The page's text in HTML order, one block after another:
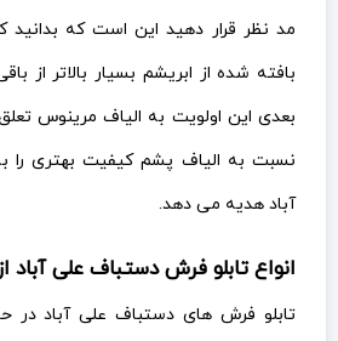
مد نظر قرار دهید این است که
بافته شده از ابریشم بسیار بالاتر از
بعدی این اولویت به الیاف مرینوس
نسبت به الیاف پشم کیفیت بهتری را
آباد هدیه می دهد.
انواع تابلو فرش دستباف علی آباد
تابلو فرش های دستباف علی آباد در